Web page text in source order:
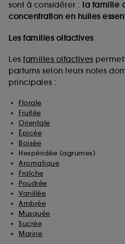
sont à considérer : la famille
concentration en huiles
Les familles olfactives
Les familles olfactives
parfums selon leurs notes
principales :
Florale
Fruitée
Orientale
Épicée
Boisée
Hespéridée (agrumes)
Aromatique
Fraîche
Poudrée
Vanillée
Ambrée
Musquée
Sucrée
Marine
Sephora pourra associer les
navigation collectées par ces
collectées ou générées lors
sur "continuer sans accepter".
moment choisir de retirer
souhaitez obtenir plus
utilisés, cliquez